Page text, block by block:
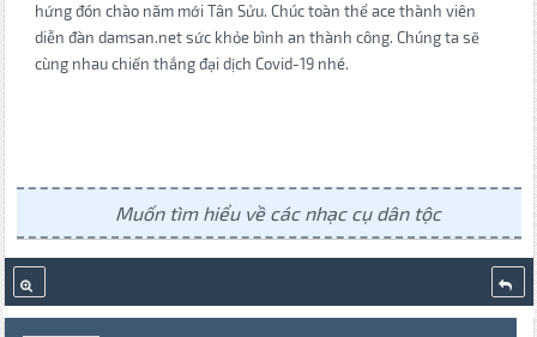
hứng đón chào năm mới Tân Sửu. Chúc toàn thể ace thành viên
diễn đàn damsan.net sức khỏe bình an thành công. Chúng ta sẽ
cùng nhau chiến thắng đại dịch Covid-19 nhé.
Muốn tìm hiểu về các nhạc cụ dân tộc